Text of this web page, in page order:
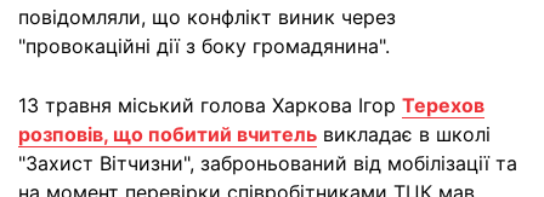
повідомляли, що конфлікт виник через
"провокаційні дії з боку громадянина".
13 травня міський голова Харкова Ігор Терехов
розповів, що побитий вчитель викладає в школі
"Захист Вітчизни", заброньований від мобілізації та
на момент перевірки співробітниками ТЦК мав